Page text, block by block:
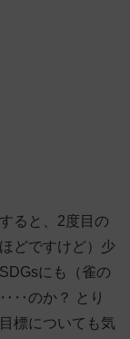
ると、2度目の
どですけど）少
にも（雀の
‥‥のか？ とり
標についても気